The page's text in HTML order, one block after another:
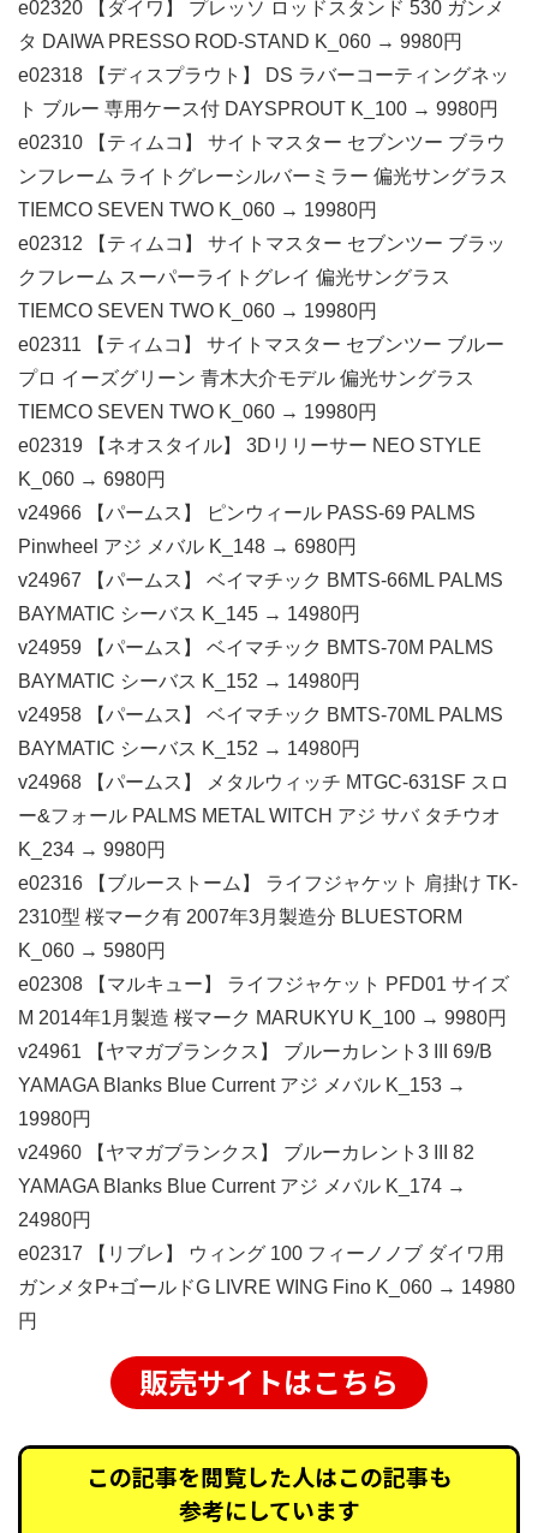
e02320 【ダイワ】 プレッソ ロッドスタンド 530 ガンメ
タ DAIWA PRESSO ROD-STAND K_060 → 9980円
e02318 【ディスプラウト】 DS ラバーコーティングネッ
ト ブルー 専用ケース付 DAYSPROUT K_100 → 9980円
e02310 【ティムコ】 サイトマスター セブンツー ブラウ
ンフレーム ライトグレーシルバーミラー 偏光サングラス
TIEMCO SEVEN TWO K_060 → 19980円
e02312 【ティムコ】 サイトマスター セブンツー ブラッ
クフレーム スーパーライトグレイ 偏光サングラス
TIEMCO SEVEN TWO K_060 → 19980円
e02311 【ティムコ】 サイトマスター セブンツー ブルー
プロ イーズグリーン 青木大介モデル 偏光サングラス
TIEMCO SEVEN TWO K_060 → 19980円
e02319 【ネオスタイル】 3Dリリーサー NEO STYLE
K_060 → 6980円
v24966 【パームス】 ピンウィール PASS-69 PALMS
Pinwheel アジ メバル K_148 → 6980円
v24967 【パームス】 ベイマチック BMTS-66ML PALMS
BAYMATIC シーバス K_145 → 14980円
v24959 【パームス】 ベイマチック BMTS-70M PALMS
BAYMATIC シーバス K_152 → 14980円
v24958 【パームス】 ベイマチック BMTS-70ML PALMS
BAYMATIC シーバス K_152 → 14980円
v24968 【パームス】 メタルウィッチ MTGC-631SF スロ
ー&フォール PALMS METAL WITCH アジ サバ タチウオ
K_234 → 9980円
e02316 【ブルーストーム】 ライフジャケット 肩掛け TK-
2310型 桜マーク有 2007年3月製造分 BLUESTORM
K_060 → 5980円
e02308 【マルキュー】 ライフジャケット PFD01 サイズ
M 2014年1月製造 桜マーク MARUKYU K_100 → 9980円
v24961 【ヤマガブランクス】 ブルーカレント3 III 69/B
YAMAGA Blanks Blue Current アジ メバル K_153 →
19980円
v24960 【ヤマガブランクス】 ブルーカレント3 III 82
YAMAGA Blanks Blue Current アジ メバル K_174 →
24980円
e02317 【リブレ】 ウィング 100 フィーノノブ ダイワ用
ガンメタP+ゴールドG LIVRE WING Fino K_060 → 14980
円
販売サイトはこちら
この記事を閲覧した人はこの記事も
参考にしています